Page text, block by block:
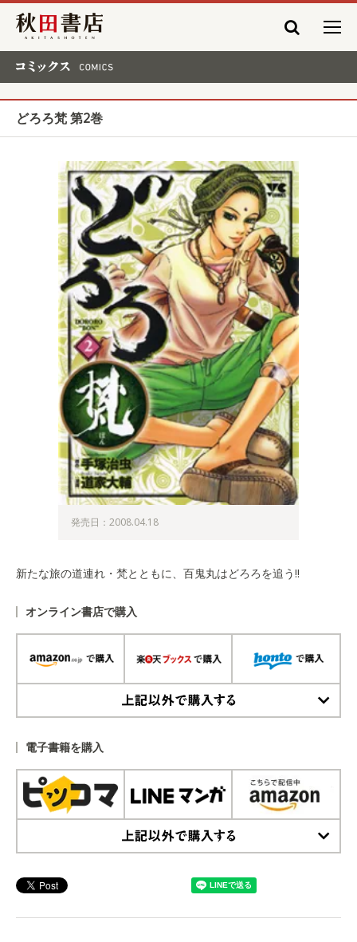
秋田書店
どろろ梵 第2巻
発売日：2008.04.18
新たな旅の道連れ・梵とともに、百鬼丸はどろろを追う!!
オンライン書店で購入
電子書籍を購入